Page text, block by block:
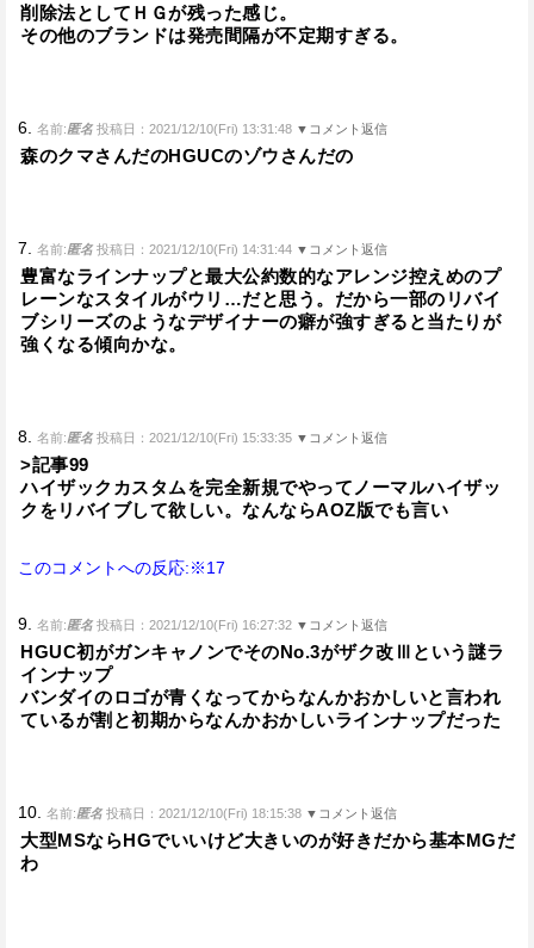
削除法としてＨＧが残った感じ。
その他のブランドは発売間隔が不定期すぎる。
6. 名前:匿名 投稿日：2021/12/10(Fri) 13:31:48 ▼コメント返信
森のクマさんだのHGUCのゾウさんだの
7. 名前:匿名 投稿日：2021/12/10(Fri) 14:31:44 ▼コメント返信
豊富なラインナップと最大公約数的なアレンジ控えめのプ
レーンなスタイルがウリ…だと思う。だから一部のリバイ
ブシリーズのようなデザイナーの癖が強すぎると当たりが
強くなる傾向かな。
8. 名前:匿名 投稿日：2021/12/10(Fri) 15:33:35 ▼コメント返信
>記事99
ハイザックカスタムを完全新規でやってノーマルハイザッ
クをリバイブして欲しい。なんならAOZ版でも言い
このコメントへの反応:※17
9. 名前:匿名 投稿日：2021/12/10(Fri) 16:27:32 ▼コメント返信
HGUC初がガンキャノンでそのNo.3がザク改Ⅲという謎ラ
インナップ
バンダイのロゴが青くなってからなんかおかしいと言われ
ているが割と初期からなんかおかしいラインナップだった
10. 名前:匿名 投稿日：2021/12/10(Fri) 18:15:38 ▼コメント返信
大型MSならHGでいいけど大きいのが好きだから基本MGだ
わ